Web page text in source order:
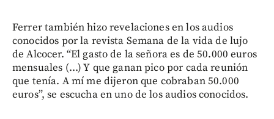
Ferrer también hizo revelaciones en los audios
conocidos por la revista Semana de la vida de lujo
de Alcocer. “El gasto de la señora es de 50.000 euros
mensuales (...) Y que ganan pico por cada reunión
que tenía. A mí me dijeron que cobraban 50.000
euros”, se escucha en uno de los audios conocidos.